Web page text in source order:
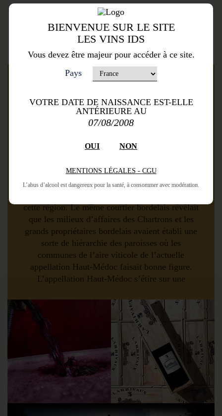
Appellation
date de 1935. Dès 1815, un courtier des
grands vins rouges du Haut-Médoc. C’était
reconnaître les résultats des efforts de qualité
cette région. Le même courtier bordelais révélait
que les milieux d’affaires des Chartrons et les
grands propriétaires bordelais avaient établi une
sorte de hiérarchie des paroisses où les
communes de l’aire viticole de l’actuelle
appellation Haut-Médoc faisait bonne figure.
L’appellation Haut-Médoc s’étire sur une
Saint-Seurin de Cadourne à Blanquefort. A
l’intérieur de ce territoire, certaines zones
produisent exclusivement des vins de l’AOC
Haut-Médoc. Elle repose sur des terroirs d’une
remarquable qualité. Et si l’on y note une
certaine prédominance de nappes de graves
essentiellement garonnaises, modelées en
croupes, l’ensemble de ces sites se caractérise
par une extrême diversité.Aujourd’hui, dans les
BIENVENUE SUR LE SITE
LES VINS IDS
Vous devez être majeur pour accéder à ce site.
Pays
VOTRE DATE DE NAISSANCE EST-ELLE
ANTÉRIEURE AU
07/08/2008
OUI NON
MENTIONS LÉGALES - CGU
L’abus d’alcool est dangereux pour la santé, à consommer avec modération.